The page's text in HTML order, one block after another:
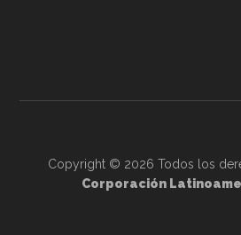
Copyright © 2026 Todos los
Corporación